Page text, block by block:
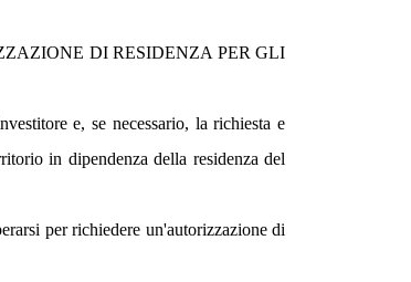
DI RESIDENZA PER GLI
e, se necessario, la richiesta e
in dipendenza della residenza del
per richiedere un'autorizzazione di